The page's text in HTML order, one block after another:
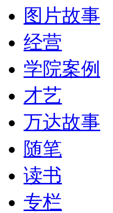
图片故事
经营
学院案例
才艺
万达故事
随笔
读书
专栏